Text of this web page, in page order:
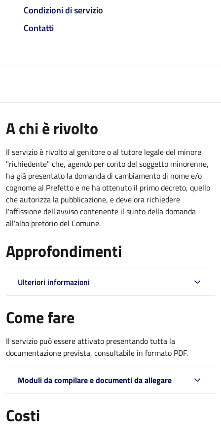
Condizioni di servizio
Contatti
A chi è rivolto
Il servizio è rivolto al genitore o al tutore legale del minore
"richiedente" che, agendo per conto del soggetto minorenne,
ha già presentato la domanda di cambiamento di nome e/o
cognome al Prefetto e ne ha ottenuto il primo decreto, quello
che autorizza la pubblicazione, e deve ora richiedere
l'affissione dell'avviso contenente il sunto della domanda
all'albo pretorio del Comune.
Approfondimenti
Ulteriori informazioni
Come fare
Il servizio può essere attivato presentando tutta la
documentazione prevista, consultabile in formato PDF.
Moduli da compilare e documenti da allegare
Costi